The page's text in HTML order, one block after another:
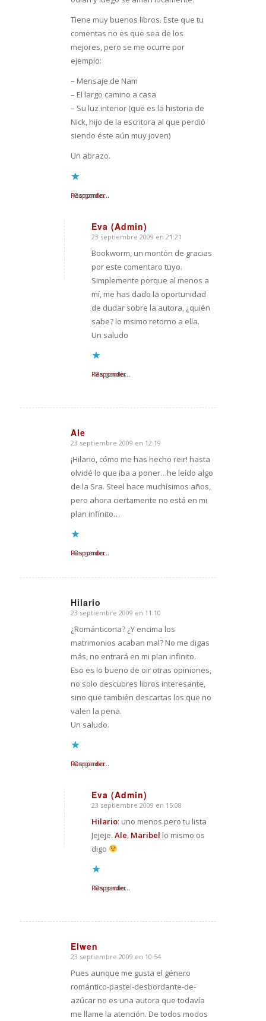
Tiene muy buenos libros. Este que tu
comentas no es que sea de los
mejores, pero se me ocurre por
ejemplo:
– Mensaje de Nam
– El largo camino a casa
– Su luz interior (que es la historia de
Nick, hijo de la escritora al que perdió
siendo éste aún muy joven)
Un abrazo.
Cargando...
Responder
Eva (Admin)
Dice:
23 septiembre 2009 en 21:21
Bookworm, un montón de gracias
por este comentaro tuyo.
Simplemente porque al menos a
mí, me has dado la oportunidad
de dudar sobre la autora, ¿quién
sabe? lo msimo retorno a ella.
Un saludo
Cargando...
Responder
Ale
Dice:
23 septiembre 2009 en 12:19
¡Hilario, cómo me has hecho reir! hasta
olvidé lo que iba a poner…he leído algo
de la Sra. Steel hace muchísimos años,
pero ahora ciertamente no está en mi
plan infinito…
Cargando...
Responder
Hilario
Dice:
23 septiembre 2009 en 11:10
¿Románticona? ¿Y encima los
matrimonios acaban mal? No me digas
más, no entrará en mi plan infinito.
Eso es lo bueno de oir otras opiniones,
no solo descubres libros interesante,
sino que también descartas los que no
valen la pena.
Un saludo.
Cargando...
Responder
Eva (Admin)
Dice:
23 septiembre 2009 en 15:08
Hilario: uno menos pero tu lista
Jejeje. Ale,Maribel lo mismo os
digo
Cargando...
Responder
Elwen
Dice:
23 septiembre 2009 en 10:54
Pues aunque me gusta el género
romántico-pastel-desbordante-de-
azúcar no es una autora que todavía
me llame la atención. De todos modos